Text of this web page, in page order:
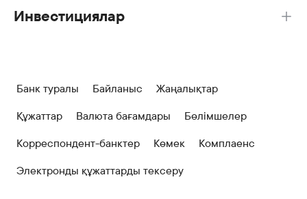
Инвестициялар
Банк туралы Байланыс
Жаңалықтар
Құжаттар
Валюта бағамдары
Бөлімшелер
Корреспондент-банктер
Көмек
Комплаенс
Электронды құжаттарды тексеру